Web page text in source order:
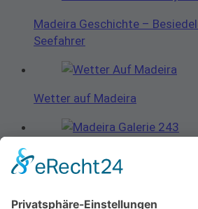
Madeira Geschichte –
Seefahrer
Wetter auf Madeira
Die Türen von Funchal